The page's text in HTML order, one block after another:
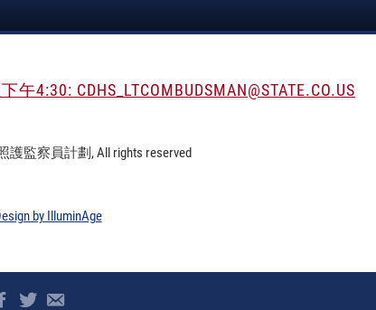
CDHS_LTCOMBUDSMAN@STATE.CO.US
監察員計劃, All rights reserved
by IlluminAge